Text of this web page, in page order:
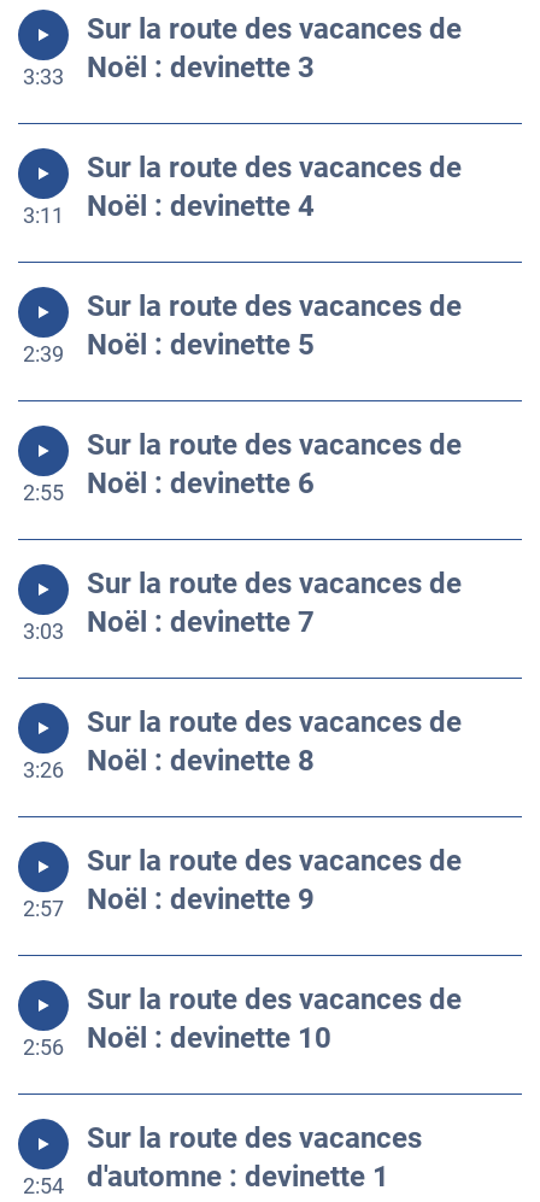
3:33
Sur la route des vacances de
Noël : devinette 3
3:11
Sur la route des vacances de
Noël : devinette 4
2:39
Sur la route des vacances de
Noël : devinette 5
2:55
Sur la route des vacances de
Noël : devinette 6
3:03
Sur la route des vacances de
Noël : devinette 7
3:26
Sur la route des vacances de
Noël : devinette 8
2:57
Sur la route des vacances de
Noël : devinette 9
2:56
Sur la route des vacances de
Noël : devinette 10
2:54
Sur la route des vacances
d'automne : devinette 1